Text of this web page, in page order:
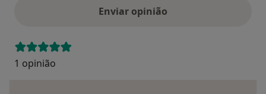
Enviar opinião
1 opinião